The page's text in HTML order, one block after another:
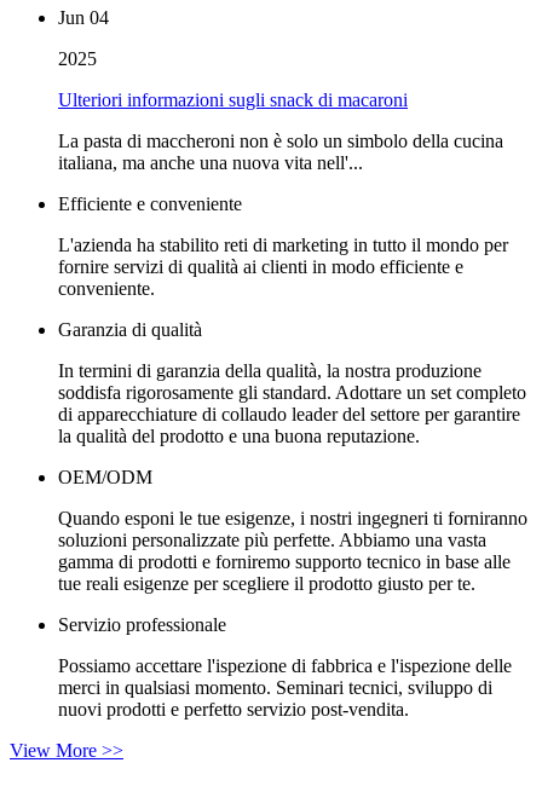
Jun 04
2025
Ulteriori informazioni sugli snack di macaroni
La pasta di maccheroni non è solo un simbolo della cucina
italiana, ma anche una nuova vita nell'...
Efficiente e conveniente
L'azienda ha stabilito reti di marketing in tutto il mondo per
fornire servizi di qualità ai clienti in modo efficiente e
conveniente.
Garanzia di qualità
In termini di garanzia della qualità, la nostra produzione
soddisfa rigorosamente gli standard. Adottare un set completo
di apparecchiature di collaudo leader del settore per garantire
la qualità del prodotto e una buona reputazione.
OEM/ODM
Quando esponi le tue esigenze, i nostri ingegneri ti forniranno
soluzioni personalizzate più perfette. Abbiamo una vasta
gamma di prodotti e forniremo supporto tecnico in base alle
tue reali esigenze per scegliere il prodotto giusto per te.
Servizio professionale
Possiamo accettare l'ispezione di fabbrica e l'ispezione delle
merci in qualsiasi momento. Seminari tecnici, sviluppo di
nuovi prodotti e perfetto servizio post-vendita.
View More >>